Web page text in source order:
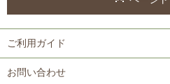
ご利用ガイド
お問い合わせ